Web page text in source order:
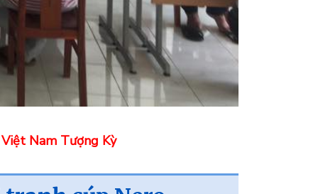
Việt Nam Tượng Kỳ